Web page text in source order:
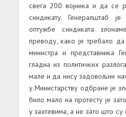
свега 200 војника и да се
синдикату. Генералштаб
оптужбе синдиката
преводу, како је требало да
министра и представника
гладна из политичких
мале и да нису задовољни
у Министарству одбране је
било мало на протесту је
у захтевима, а не зато што